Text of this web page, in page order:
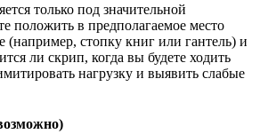
только под значительной
положить в предполагаемое место
(например, стопку книг или гантель) и
ли скрип, когда вы будете ходить
нагрузку и выявить слабые